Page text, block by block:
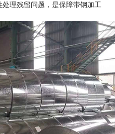
理残留问题，是保障带钢加工